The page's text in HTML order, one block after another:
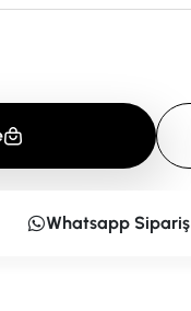
Whatsapp Sipariş